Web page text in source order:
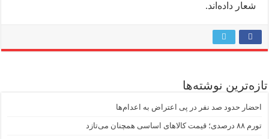
شعار داده‌اند.
تازه‌ترین نوشته‌ها
احضار حدود صد نفر در پی اعتراض به اعدام‌ها
تورم ۸۸ درصدی؛ قیمت کالاهای اساسی همچنان می‌تازد